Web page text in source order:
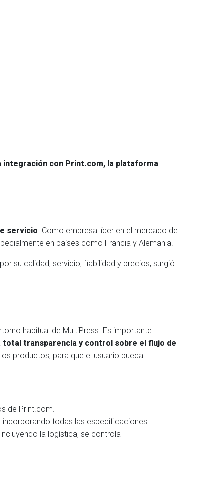
integración con Print.com, la plataforma
servicio. Como empresa líder en el mercado de
en países como Francia y Alemania.
su calidad, servicio, fiabilidad y precios, surgió
habitual de MultiPress. Es importante
total transparencia y control sobre el flujo de
productos, para que el usuario pueda
de Print.com.
incorporando todas las especificaciones.
la logística, se controla